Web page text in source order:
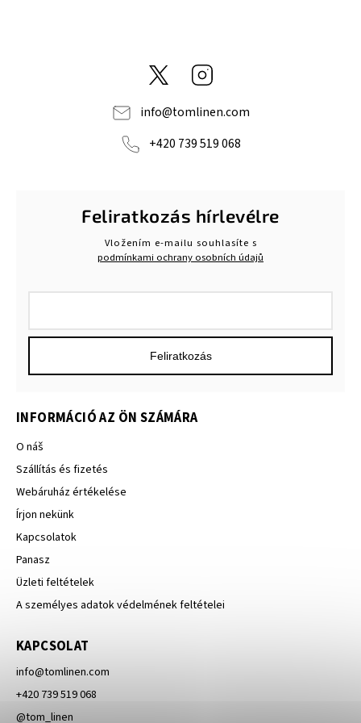
@tom_linen
info@tomlinen.com
+420 739 519 068
INFORMÁCIÓ AZ ÖN SZÁMÁRA
O náš
Szállítás és fizetés
Webáruház értékelése
Írjon nekünk
Kapcsolatok
Panasz
Üzleti feltételek
A személyes adatok védelmének feltételei
Feliratkozás hírlevélre
Vložením e-mailu souhlasíte s
podmínkami ochrany osobních údajů
Feliratkozás
KAPCSOLAT
info@tomlinen.com
+420 739 519 068
@tom_linen